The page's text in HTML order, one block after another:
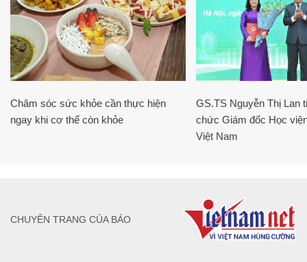
Chăm sóc sức khỏe cần thực hiện
ngay khi cơ thể còn khỏe
GS.TS Nguyễn Thị Lan
chức Giám đốc Học
Việt Nam
CHUYÊN TRANG CỦA BÁO